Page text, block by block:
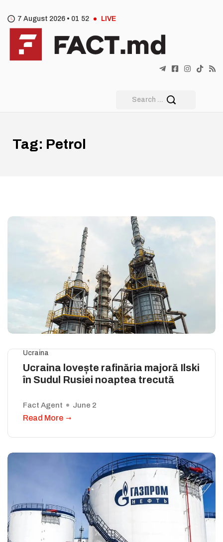
7 August 2026 • 01 52 LIVE
Tag: Petrol
Ucraina
Ucraina lovește rafinăria majoră Ilski
în Sudul Rusiei noaptea trecută
Fact Agent June 2
Read More